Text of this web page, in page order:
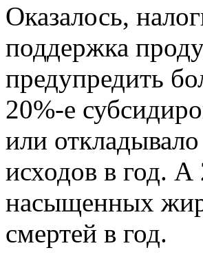
Оказалось,
поддержка
предупредить
20%-е
или
исходов в год. А
насыщенных
смертей в год.